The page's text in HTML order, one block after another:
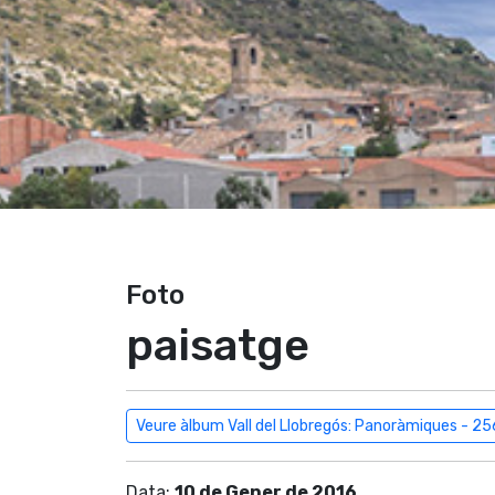
Foto
paisatge
Veure àlbum Vall del Llobregós: Panoràmiques -